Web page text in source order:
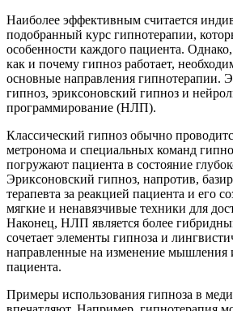
Наиболее эффективным считается
подобранный курс гипнотерапии,
особенности каждого пациента.
как и почему гипноз работает,
основные направления гипнотерапии.
гипноз, эриксоновский гипноз и
программирование (НЛП).
Классический гипноз обычно
метронома и специальных команд
погружают пациента в состояние
Эриксоновский гипноз, напротив,
терапевта за реакцией пациента и его
мягкие и ненавязчивые техники для
Наконец, НЛП является более
сочетает элементы гипноза и
направленные на изменение мышления
пациента.
Примеры использования гипноза в